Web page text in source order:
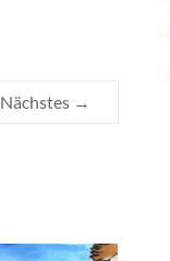
Nächstes →